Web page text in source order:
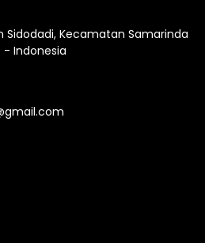
Sidodadi, Kecamatan Samarinda
- Indonesia